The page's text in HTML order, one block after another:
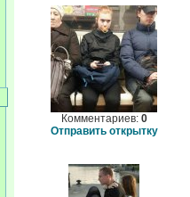
Комментариев: 0
Отправить открытку